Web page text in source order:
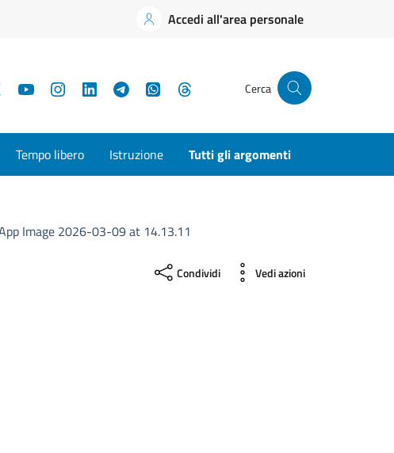
Accedi all'area personale
YouTubeInstagramLinkedInTelegramWhatsApp Cerca
Tempo libero Istruzione Tutti gli argomenti
Image 2026-03-09 at 14.13.11
Condividi Vedi azioni